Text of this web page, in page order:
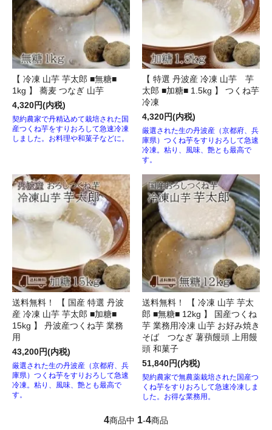
【 冷凍 山芋 芋太郎 ■無糖■
1kg 】 蕎麦 つなぎ 山芋
4,320円(内税)
契約農家で丹精込めて栽培された国
産つくね芋をすりおろして急速冷凍
しました。お料理や和菓子などに。
【 特選 丹波産 冷凍 山芋 芋
太郎 ■加糖■ 1.5kg 】 つくね芋
冷凍
4,320円(内税)
厳選された生の丹波産（京都府、兵
庫県）つくね芋をすりおろして急速
冷凍。粘り、風味、艶とも最高で
す。
送料無料！ 【 国産 特選 丹波
産 冷凍 山芋 芋太郎 ■加糖■
15kg 】 丹波産つくね芋 業務
用
43,200円(内税)
厳選された生の丹波産（京都府、兵
庫県）つくね芋をすりおろして急速
冷凍。粘り、風味、艶とも最高で
す。
送料無料！ 【 冷凍 山芋 芋太
郎 ■無糖■ 12kg 】 国産つくね
芋 業務用冷凍 山芋 お好み焼き
そば つなぎ 薯蕷饅頭 上用饅
頭 和菓子
51,840円(内税)
契約農家で無農薬栽培された国産つ
くね芋をすりおろして急速冷凍しま
した。お得な業務用。
4商品中 1-4商品